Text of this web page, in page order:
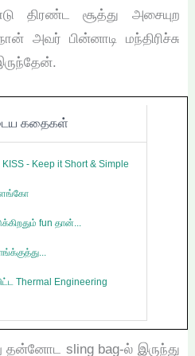
திரண்ட சூத்து அசையுற
அவர் பின்னாடி மந்திரிச்சு
கதைகள்
- Keep it Short & Simple
fun தான்...
Thermal Engineering
தன்னோட sling bag-ல் இருந்து